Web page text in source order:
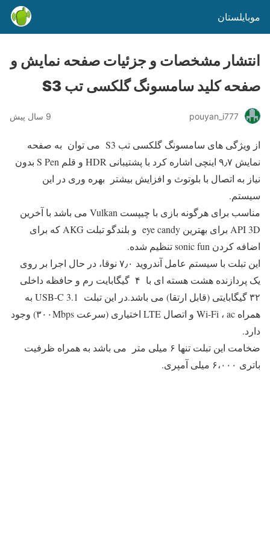
موبایلستان
انتشار مشخصات و جزئیات صفحه نمایش و
صفحه کلید سامسونگ گلکسی تب S3
pouyan_i777 9 سال پیش
از ویژگی های سامسونگ گلکسی تب S3 می توان به صفحه
نمایش ۹٫۷ اینچی اشاره کرد
با پشتیبانی HDR و قلم S Pen بدون
نیاز به اتصال با بلوتوث و افزایش بیشتر بهره وری در این
سیستم.
مناسب برای هرگونه بازی با چیپست
Vulkan می باشد با آخرین
API 3D برای بهترین eye candy و
بلندگو تبلت
AKG که برای
اضافه کردن sonic fun تنظیم شده.
این تبلت با سیستم عامل
آندروید ۷٫۰ نوقا، در حال اجرا بر روی
یک پردازنده هشت هسته ای با ۴ گیگابایت رم و حافظه داخلی
۳۲ گیگابایتی (قابل ارتقا) می باشد.در
این تبلت USB-C 3.1 به
همراه Wi-Fi ، ac و اتصال LTE اختیاری (سرعت ۳۰۰Mbps) وجود
دارد.
ضخامت این تبلت تنها ۶ میلی متر می باشد به همراه
ظرفیت
باتری ۶،۰۰۰ میلی آمپری.